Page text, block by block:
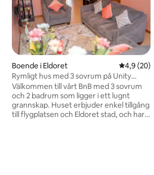
Boende i Eldoret 4,9 av 5 i
4,9 (20)
Rymligt hus med 3 sovrum på Unity
Gardens, Eldoret
Välkommen till vårt BnB med 3 sovrum
och 2 badrum som ligger i ett lugnt
grannskap. Huset erbjuder enkel tillgång
till flygplatsen och Eldoret stad, och har